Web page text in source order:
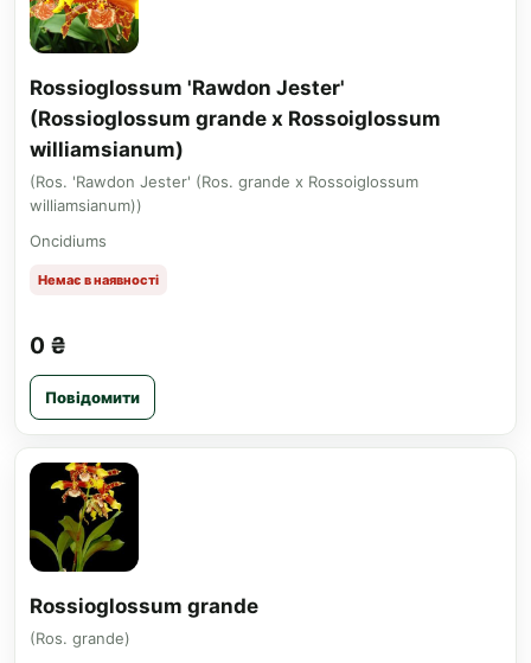
Rossioglossum 'Rawdon Jester'
(Rossioglossum grande x Rossoiglossum
williamsianum)
(Ros. 'Rawdon Jester' (Ros. grande x Rossoiglossum
williamsianum))
Oncidiums
Немає в наявності
0 ₴
Повідомити
Rossioglossum grande
(Ros. grande)